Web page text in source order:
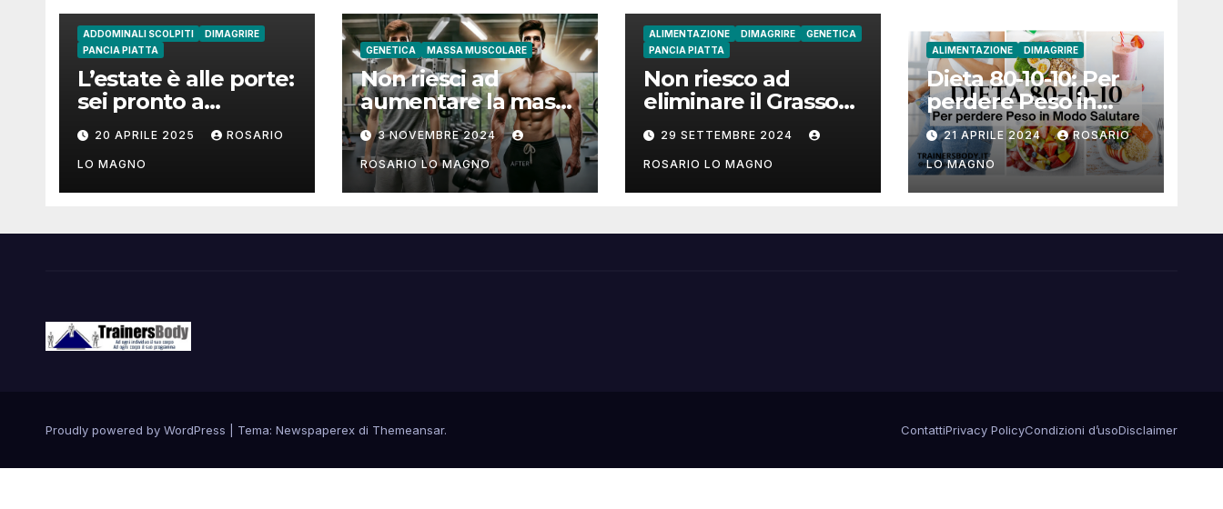
ADDOMINALI SCOLPITI
DIMAGRIRE
PANCIA PIATTA
L’estate è alle porte:
sei pronto a
mostrare il tuo
addome piatto?
20 APRILE 2025 ROSARIO
LO MAGNO
GENETICA MASSA MUSCOLARE
Non riesci ad
aumentare la massa
muscolare? Ecco
come fare!
3 NOVEMBRE 2024
ROSARIO LO MAGNO
ALIMENTAZIONE DIMAGRIRE
GENETICA
PANCIA PIATTA
Non riesco ad
eliminare il Grasso
su Fianchi e
Addome: cause e
rimedi
29 SETTEMBRE 2024
ROSARIO LO MAGNO
ALIMENTAZIONE DIMAGRIRE
Dieta 80-10-10: Per
perdere Peso in
Modo Salutare
21 APRILE 2024 ROSARIO
LO MAGNO
Proudly powered by WordPress Tema: Newspaperex di Themeansar. ContattiPrivacy PolicyCondizioni d’usoDisclaimer